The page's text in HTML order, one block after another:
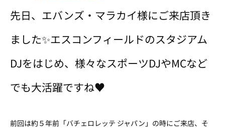
先日、エバンズ・マラカイ様にご来店頂き
ました✨️エスコンフィールドのスタジアム
DJをはじめ、様々なスポーツDJやMCなど
でも大活躍ですね♥
前回は約５年前「バチェロレッテ ジャパン」の時にご来店、そ